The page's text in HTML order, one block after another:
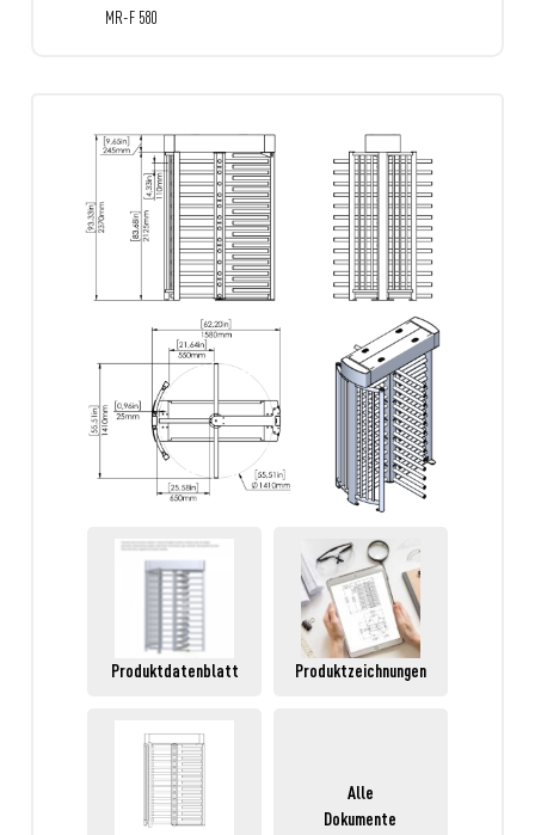
MR-F 580
Produktdatenblatt Produktzeichnungen
Alle
Dokumente